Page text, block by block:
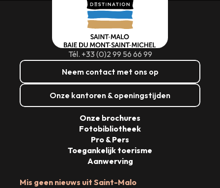
Tél. +33 (0)2 99 56 66 99
Neem contact met ons op
Onze kantoren & openingstijden
Mis geen nieuws uit Saint-Malo
Onze brochures
Fotobibliotheek
Pro & Pers
Toegankelijk toerisme
Aanwerving